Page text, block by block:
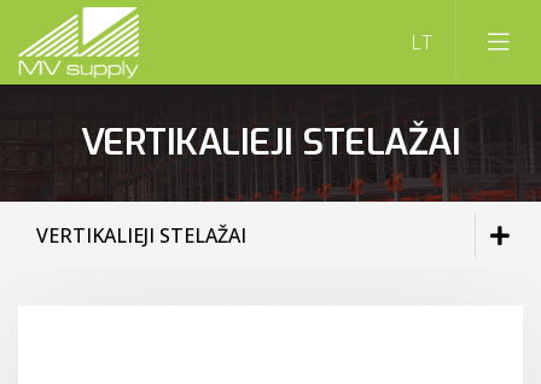
VERTIKALIEJI STELAŽAI
VERTIKALIEJI STELAŽAI